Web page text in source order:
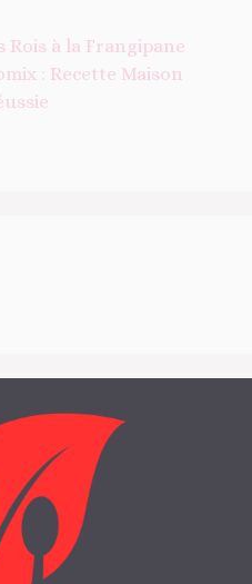
Rois à la Frangipane
: Recette Maison